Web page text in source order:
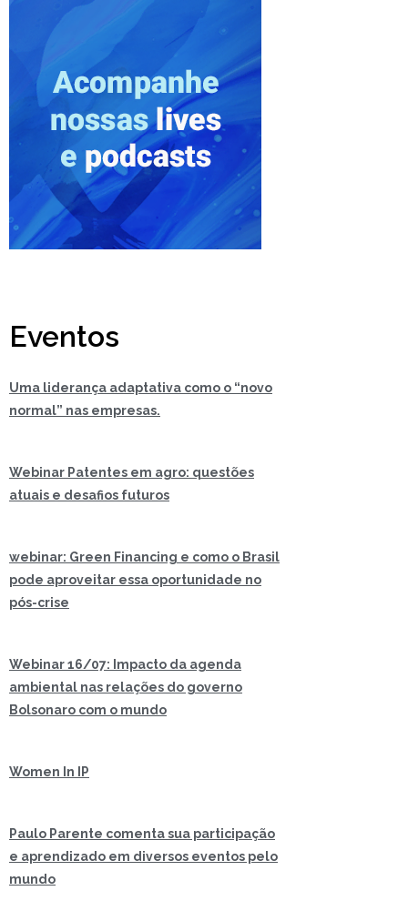
Eventos
Uma liderança adaptativa como o “novo
normal” nas empresas.
Webinar Patentes em agro: questões
atuais e desafios futuros
webinar: Green Financing e como o Brasil
pode aproveitar essa oportunidade no
pós-crise
Webinar 16/07: Impacto da agenda
ambiental nas relações do governo
Bolsonaro com o mundo
Women In IP
Paulo Parente comenta sua participação
e aprendizado em diversos eventos pelo
mundo